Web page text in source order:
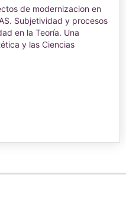
de modernizacion en
Subjetividad y procesos
en la Teoría. Una
y las Ciencias